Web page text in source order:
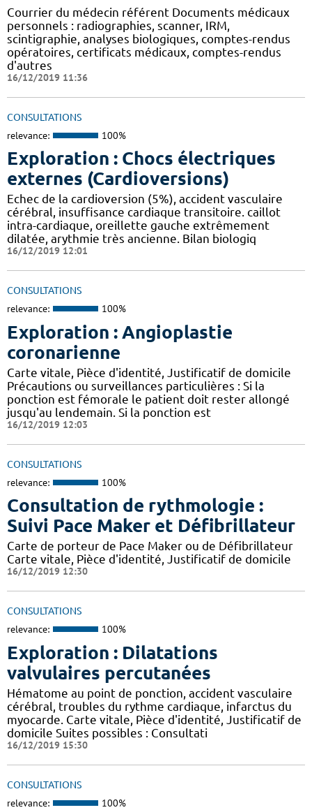
Courrier du médecin référent Documents médicaux
personnels : radiographies, scanner, IRM,
scintigraphie, analyses biologiques, comptes-rendus
opératoires, certificats médicaux, comptes-rendus
d'autres
16/12/2019 11:36
CONSULTATIONS
relevance: 100%
Exploration : Chocs électriques
externes (Cardioversions)
Echec de la cardioversion (5%), accident vasculaire
cérébral, insuffisance cardiaque transitoire. caillot
intra-cardiaque, oreillette gauche extrêmement
dilatée, arythmie très ancienne. Bilan biologiq
16/12/2019 12:01
CONSULTATIONS
relevance: 100%
Exploration : Angioplastie
coronarienne
Carte vitale, Pièce d'identité, Justificatif de domicile
Précautions ou surveillances particulières : Si la
ponction est fémorale le patient doit rester allongé
jusqu'au lendemain. Si la ponction est
16/12/2019 12:03
CONSULTATIONS
relevance: 100%
Consultation de rythmologie :
Suivi Pace Maker et Défibrillateur
Carte de porteur de Pace Maker ou de Défibrillateur
Carte vitale, Pièce d'identité, Justificatif de domicile
16/12/2019 12:30
CONSULTATIONS
relevance: 100%
Exploration : Dilatations
valvulaires percutanées
Hématome au point de ponction, accident vasculaire
cérébral, troubles du rythme cardiaque, infarctus du
myocarde. Carte vitale, Pièce d'identité, Justificatif de
domicile Suites possibles : Consultati
16/12/2019 15:30
CONSULTATIONS
relevance: 100%